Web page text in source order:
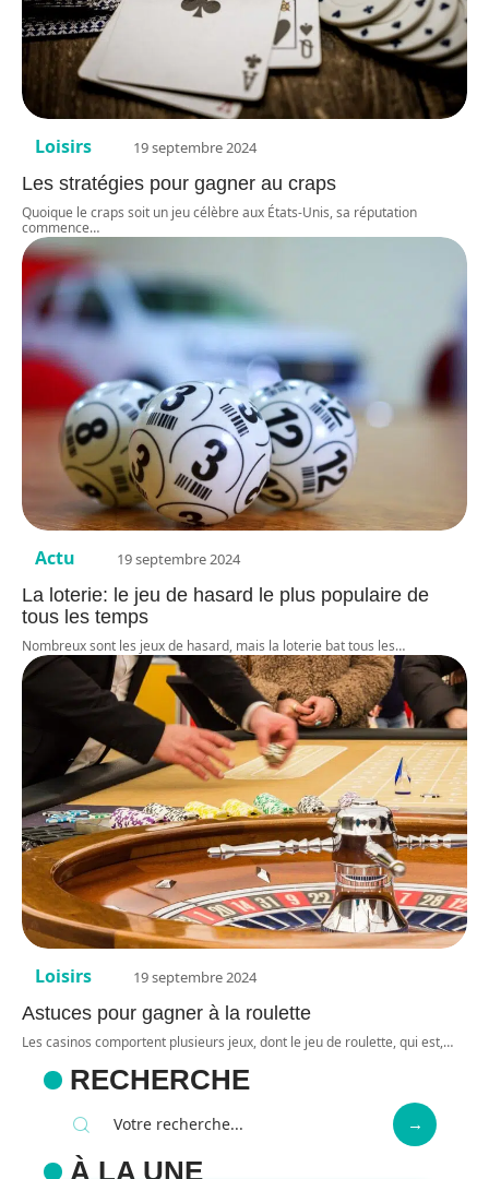
Loisirs 19 septembre 2024
Les stratégies pour gagner au craps
Quoique le craps soit un jeu célèbre aux États-Unis, sa réputation
commence…
Actu 19 septembre 2024
La loterie: le jeu de hasard le plus populaire de
tous les temps
Nombreux sont les jeux de hasard, mais la loterie bat tous les…
Loisirs 19 septembre 2024
Astuces pour gagner à la roulette
Les casinos comportent plusieurs jeux, dont le jeu de roulette, qui est,…
RECHERCHE
À LA UNE